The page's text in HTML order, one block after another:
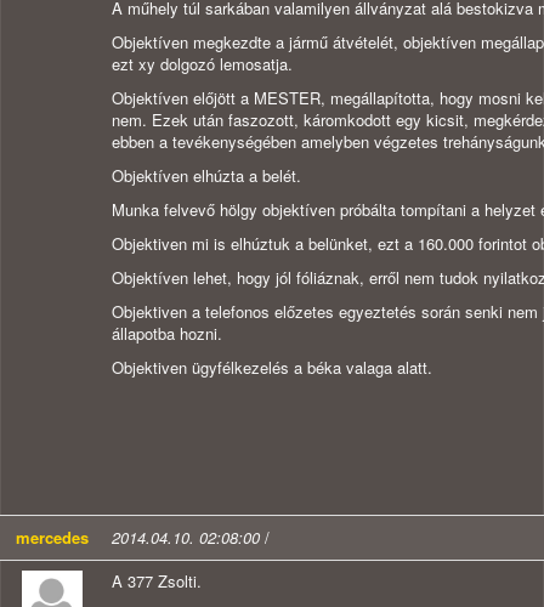
A műhely túl sarkában valamilyen állványzat alá
Objektíven megkezdte a jármű átvételét, objektíven
ezt xy dolgozó lemosatja.
Objektíven előjött a MESTER, megállapította, hogy mosni
nem. Ezek után faszozott, káromkodott egy kicsit,
ebben a tevékenységében amelyben végzetes
Objektíven elhúzta a belét.
Munka felvevő hölgy objektíven próbálta tompítani a helyzet
Objektiven mi is elhúztuk a belünket, ezt a 160.000 forintot
Objektíven lehet, hogy jól fóliáznak, erről nem tudok
Objektiven a telefonos előzetes egyeztetés során senki
állapotba hozni.
Objektiven ügyfélkezelés a béka valaga alatt.
mercedes 2014.04.10. 02:08:00 /
A 377 Zsolti.